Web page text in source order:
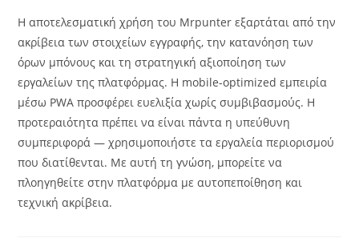
Η αποτελεσματική χρήση του Mrpunter εξαρτάται από την
ακρίβεια των στοιχείων εγγραφής, την κατανόηση των
όρων μπόνους και τη στρατηγική αξιοποίηση των
εργαλείων της πλατφόρμας. Η mobile-optimized εμπειρία
μέσω PWA προσφέρει ευελιξία χωρίς συμβιβασμούς. Η
προτεραιότητα πρέπει να είναι πάντα η υπεύθυνη
συμπεριφορά — χρησιμοποιήστε τα εργαλεία περιορισμού
που διατίθενται. Με αυτή τη γνώση, μπορείτε να
πλοηγηθείτε στην πλατφόρμα με αυτοπεποίθηση και
τεχνική ακρίβεια.